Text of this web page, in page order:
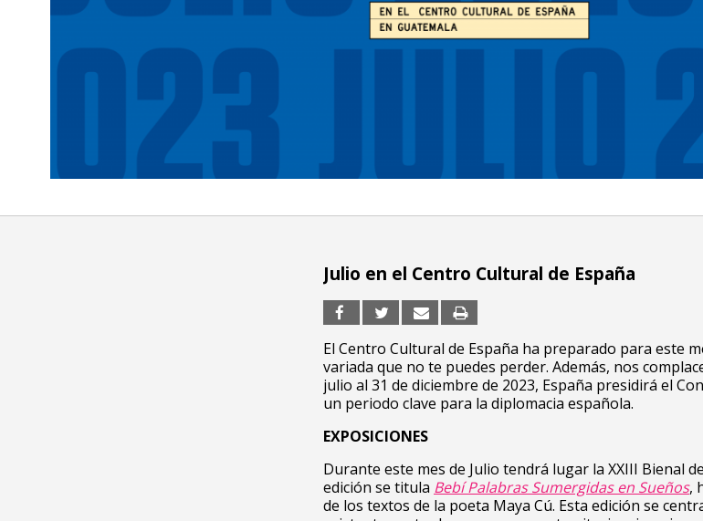
Julio en el Centro Cultural de España
El Centro Cultural de España ha preparado para este
variada que no te puedes perder. Además, nos
julio al 31 de diciembre de 2023, España presidirá el
un periodo clave para la diplomacia española.
EXPOSICIONES
Durante este mes de Julio tendrá lugar la XXIII Bienal
edición se titula Bebí Palabras Sumergidas en Sueños,
de los textos de la poeta Maya Cú. Esta edición se